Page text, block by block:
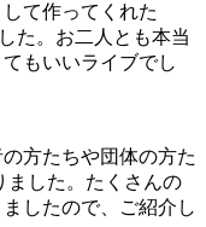
て作ってくれた
た。お二人とも本当
もいいライブでし
方たちや団体の方た
ました。たくさんの
したので、ご紹介し